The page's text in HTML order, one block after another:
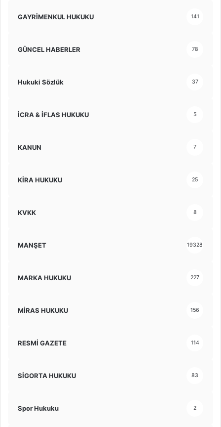
GAYRİMENKUL HUKUKU 141
GÜNCEL HABERLER 78
Hukuki Sözlük 37
İCRA & İFLAS HUKUKU 5
KANUN 7
KİRA HUKUKU 25
KVKK 8
MANŞET 19328
MARKA HUKUKU 227
MİRAS HUKUKU 156
RESMİ GAZETE 114
SİGORTA HUKUKU 83
Spor Hukuku 2